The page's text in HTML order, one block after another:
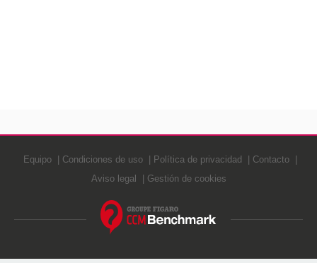
Equipo Condiciones de uso Política de privacidad
Contacto
Aviso legal
Gestión de cookies